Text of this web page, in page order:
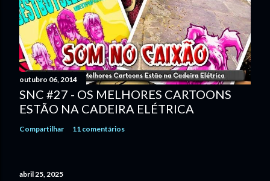
outubro 06, 2014
SNC #27 - OS MELHORES CARTOONS
ESTÃO NA CADEIRA ELÉTRICA
Compartilhar 11 comentários
abril 25, 2025